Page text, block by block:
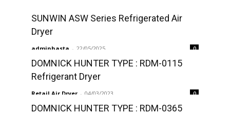
SUNWIN ASW Series Refrigerated Air
Dryer
adminhasta - 22/05/2025 0
DOMNICK HUNTER TYPE : RDM-0115
Refrigerant Dryer
Retail Air Dryer - 04/03/2023 0
DOMNICK HUNTER TYPE : RDM-0365